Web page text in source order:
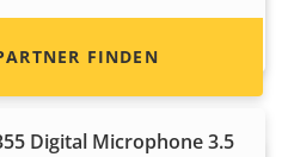
Digital Microphone 3.5
FINDEN